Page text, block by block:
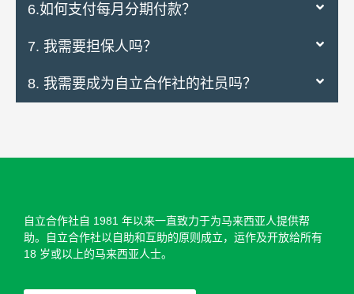
6.如何支付每月分期付款？
7. 我需要担保人吗？
8. 我需要成为自立合作社的社员吗？
自立合作社自 1981 年以来一直致力于为马来西亚人提供帮
助。自立合作社以自助和​​互助的原则成立，运作及开放给所有
18 岁或以上的马来西亚人士。